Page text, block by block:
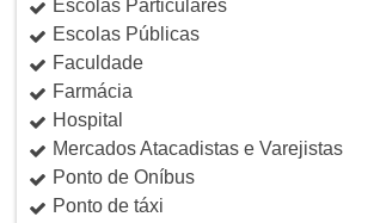
Escolas Particulares
Escolas Públicas
Faculdade
Farmácia
Hospital
Mercados Atacadistas e Varejistas
Ponto de Oníbus
Ponto de táxi